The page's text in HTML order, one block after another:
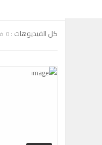
كل الفيديوهات : 0 فيديو أرسلت